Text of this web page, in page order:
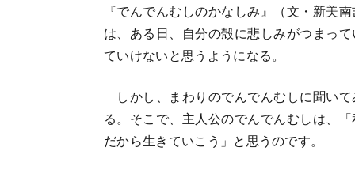
『でんでんむしのかなしみ』（文・新美
は、ある日、自分の殻に悲しみがつまっ
ていけないと思うようになる。
しかし、まわりのでんでんむしに聞い
る。そこで、主人公のでんでんむしは、
だから生きていこう」と思うのです。